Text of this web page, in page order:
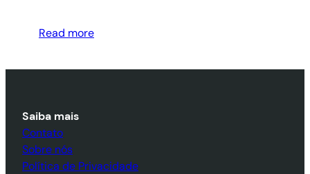
Read more
Saiba mais
Contato
Sobre nós
Política de Privacidade